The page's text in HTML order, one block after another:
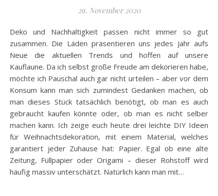
29. November 2020
Deko und Nachhaltigkeit passen nicht immer so gut
zusammen. Die Läden präsentieren uns jedes Jahr aufs
Neue die aktuellen Trends und hoffen auf unsere
Kauflaune. Da ich selbst große Freude am dekorieren habe,
möchte ich Pauschal auch gar nicht urteilen – aber vor dem
Konsum kann man sich zumindest Gedanken machen, ob
man dieses Stück tatsächlich benötigt, ob man es auch
gebraucht kaufen könnte oder, ob man es nicht selber
machen kann. Ich zeige euch heute drei leichte DIY Ideen
für Weihnachtsdekoration, mit einem Material, welches
garantiert jeder Zuhause hat: Papier. Egal ob eine alte
Zeitung, Füllpapier oder Origami – dieser Rohstoff wird
häufig massiv unterschätzt. Natürlich kann man mit…